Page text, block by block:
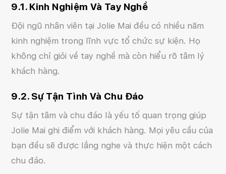
9.1. Kinh Nghiệm Và Tay Nghề
Đội ngũ nhân viên tại Jolie Mai đều có nhiều năm
kinh nghiệm trong lĩnh vực tổ chức sự kiện. Họ
không chỉ giỏi về tay nghề mà còn hiểu rõ tâm lý
khách hàng.
9.2. Sự Tận Tình Và Chu Đáo
Sự tận tâm và chu đáo là yếu tố quan trọng giúp
Jolie Mai ghi điểm với khách hàng. Mọi yêu cầu của
bạn đều sẽ được lắng nghe và thực hiện một cách
chu đáo.